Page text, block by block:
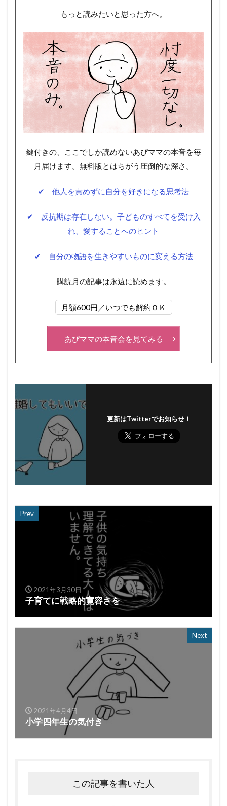
もっと読みたいと思った方へ。
鍵付きの、ここでしか読めないあぴママの本音を毎
月届けます。無料版とはちがう圧倒的な深さ。
✔ 他人を責めずに自分を好きになる思考法
✔ 反抗期は存在しない。子どものすべてを受け入
れ、愛することへのヒント
✔ 自分の物語を生きやすいものに変える方法
購読月の記事は永遠に読めます。
月額600円／いつでも解約ＯＫ
あぴママの本音会を見てみる
更新はTwitterでお知らせ！
Prev
2021年3月30日
子育てに戦略的寛容さを
Next
2021年4月4日
小学四年生の気付き
この記事を書いた人